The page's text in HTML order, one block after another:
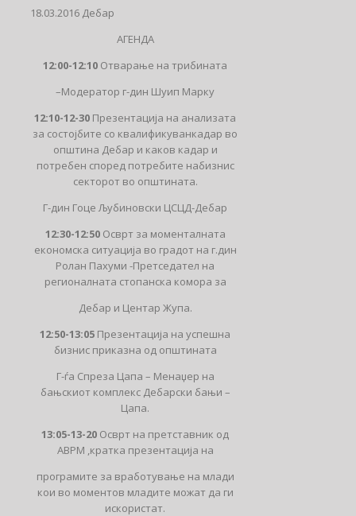
18.03.2016 Дебар
АГЕНДА
12:00-12:10 Отварање на трибината
–Модератор г-дин Шуип Марку
12:10-12-30 Презентација на анализата
за состојбите со квалификуванкадар во
општина Дебар и каков кадар и
потребен според потребите набизнис
секторот во општината.
Г-дин Гоце Љубиновски ЦСЦД-Дебар
12:30-12:50Осврт за моменталната
економска ситуација во градот на г.дин
Ролан Пахуми -Претседател на
регионалната стопанска комора за
Дебар и Центар Жупа.
12:50-13:05 Презентација на успешна
бизнис приказна од општината
Г-ѓа Спреза Цапа – Менаџер на
бањскиот комплекс Дебарски бањи –
Цапа.
13:05-13-20 Осврт на претставник од
АВРМ ,кратка презентација на
програмите за вработување на млади
кои во моментов младите можат да ги
искористат.